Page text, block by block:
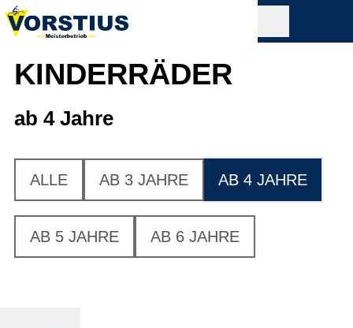
KINDERRÄDER
ab 4 Jahre
ALLE AB 3 JAHRE AB 4 JAHRE
AB 5 JAHRE AB 6 JAHRE